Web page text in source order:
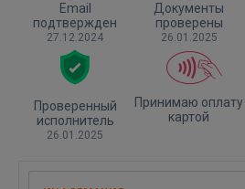
Email
подтвержден
27.12.2024
Документы
проверены
26.01.2025
Проверенный
исполнитель
26.01.2025
Принимаю оплату
картой